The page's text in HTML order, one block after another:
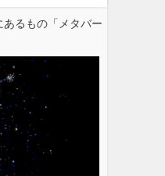
あるもの「メタバー